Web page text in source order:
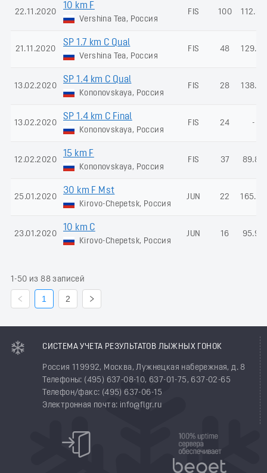
22.11.2020
10 km F
Vershina Tea, Россия
FIS 100 112.36
21.11.2020
SP 1.7 km C Qual
Vershina Tea, Россия
FIS 48 129.72
13.02.2020
SP 1.4 km C Qual
Kononovskaya, Россия
FIS 28 138.67
13.02.2020
SP 1.4 km C Final
Kononovskaya, Россия
FIS 24 -
12.02.2020
15 km F
Kononovskaya, Россия
FIS 37 89.80
25.01.2020
30 km F Mst
Kirovo-Chepetsk, Россия
JUN 22 165.23
23.01.2020
10 km C
Kirovo-Chepetsk, Россия
JUN 16 95.96
1-50 из 88 записей
1 2
СИСТЕМА УЧЕТА РЕЗУЛЬТАТОВ ЛЫЖНЫХ ГОНОК
Россия 119992, Москва, Лужнецкая набережная, д. 8
Телефоны: (495) 637-08-10, 637-01-75, 637-02-65
Телефон/факс: (495) 637-06-15
Электронная почта: info@flgr.ru